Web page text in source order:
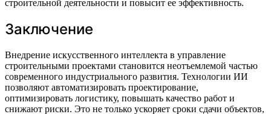
строительной деятельности и повысит ее эффективность.
Заключение
Внедрение искусственного интеллекта в управление
строительными проектами становится неотъемлемой частью
современного индустриального развития. Технологии ИИ
позволяют автоматизировать проектирование,
оптимизировать логистику, повышать качество работ и
снижают риски. Это не только ускоряет сроки сдачи объектов,